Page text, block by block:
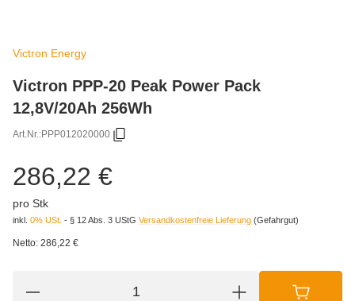
Victron Energy
Victron PPP-20 Peak Power Pack
12,8V/20Ah 256Wh
Art.Nr.:PPP012020000
286,22 €
pro Stk
inkl. 0% USt. - § 12 Abs. 3 UStG Versandkostenfreie Lieferung (Gefahrgut)
Netto: 286,22 €